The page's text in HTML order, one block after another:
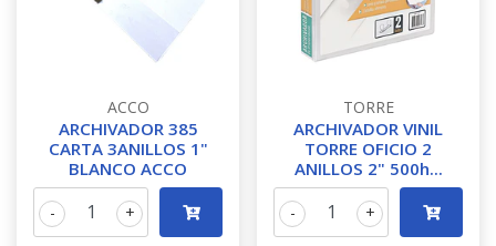
ACCO
ARCHIVADOR 385
CARTA 3ANILLOS 1"
BLANCO ACCO
+
-
TORRE
ARCHIVADOR VINIL
TORRE OFICIO 2
ANILLOS 2" 500h...
+
-